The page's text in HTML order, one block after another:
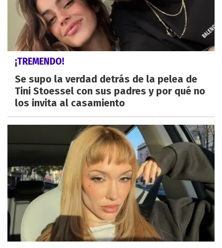
¡TREMENDO!
Se supo la verdad detrás de la pelea de
Tini Stoessel con sus padres y por qué no
los invita al casamiento